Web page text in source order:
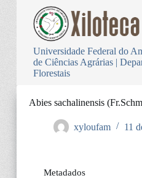
Universidade Federal do
de Ciências Agrárias |
Florestais
Abies sachalinensis
xyloufam 11
Metadados